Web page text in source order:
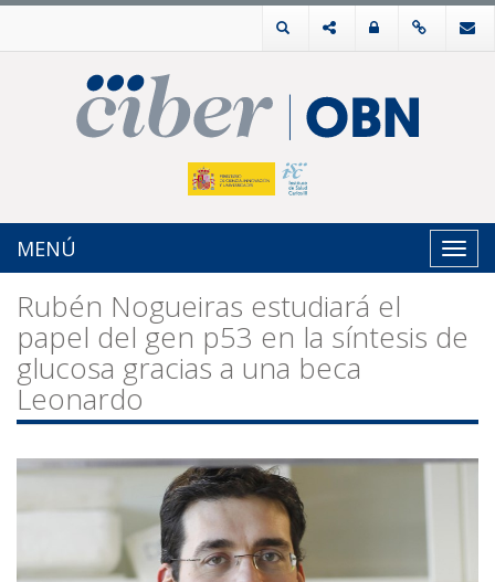
MENÚ
Rubén Nogueiras estudiará el
papel del gen p53 en la síntesis de
glucosa gracias a una beca
Leonardo